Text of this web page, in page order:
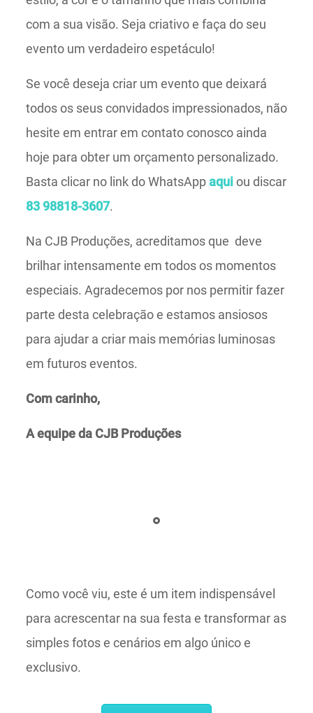
com a sua visão. Seja criativo e faça do seu
evento um verdadeiro espetáculo!
Se você deseja criar um evento que deixará
todos os seus convidados impressionados, não
hesite em entrar em contato conosco ainda
hoje para obter um orçamento personalizado.
Basta clicar no link do WhatsAppaquiou discar
83 98818-3607.
Na CJB Produções, acreditamos que deve
brilhar intensamente em todos os momentos
especiais. Agradecemos por nos permitir fazer
parte desta celebração e estamos ansiosos
para ajudar a criar mais memórias luminosas
em futuros eventos.
Com carinho,
A equipe da CJB Produções
Como você viu, este é um item indispensável
para acrescentar na sua festa e transformar as
simples fotos e cenários em algo único e
exclusivo.